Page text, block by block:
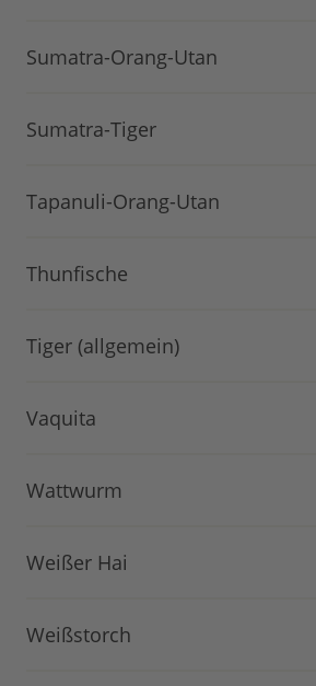
Sumatra-Orang-Utan
Sumatra-Tiger
Tapanuli-Orang-Utan
Thunfische
Tiger (allgemein)
Vaquita
Wattwurm
Weißer Hai
Weißstorch